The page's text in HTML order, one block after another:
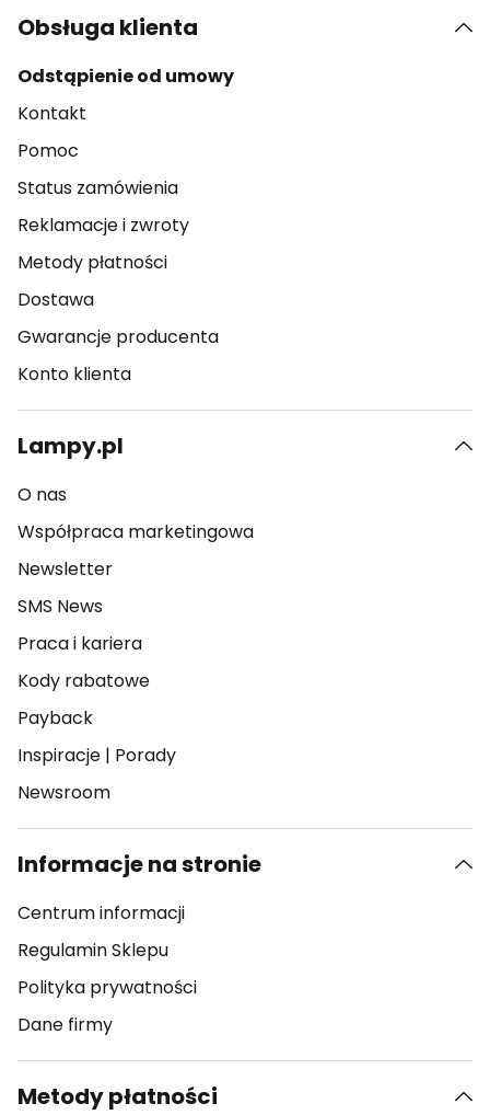
Obsługa klienta
Odstąpienie od umowy
Kontakt
Pomoc
Status zamówienia
Reklamacje i zwroty
Metody płatności
Dostawa
Gwarancje producenta
Konto klienta
Lampy.pl
O nas
Współpraca marketingowa
Newsletter
SMS News
Praca i kariera
Kody rabatowe
Payback
Inspiracje | Porady
Newsroom
Informacje na stronie
Centrum informacji
Regulamin Sklepu
Polityka prywatności
Dane firmy
Metody płatności